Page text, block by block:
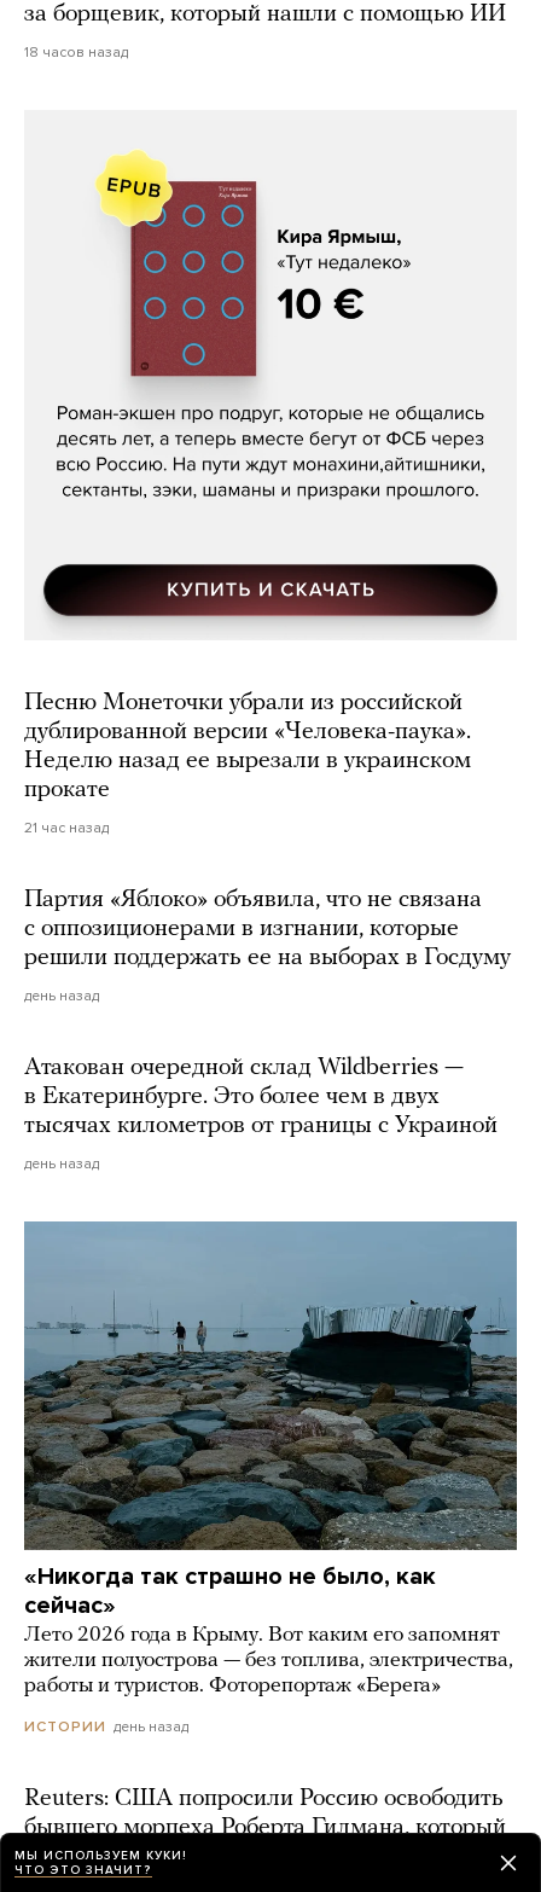
за борщевик, который нашли с помощью ИИ
18 часов назад
Кира Ярмыш, «Тут недалеко»
Песню Монеточки убрали из российской
дублированной версии «Человека-паука».
Неделю назад ее вырезали в украинском
прокате
21 час назад
Партия «Яблоко» объявила, что не связана
с оппозиционерами в изгнании, которые
решили поддержать ее на выборах в Госдуму
день назад
Атакован очередной склад Wildberries —
в Екатеринбурге. Это более чем в двух
тысячах километров от границы с Украиной
день назад
«Никогда так страшно не было, как
сейчас»
Лето 2026 года в Крыму. Вот каким его запомнят
жители полуострова — без топлива, электричества,
работы и туристов. Фоторепортаж «Берега»
ИСТОРИИ день назад
Reuters: США попросили Россию освободить
бывшего морпеха Роберта Гилмана, который
отбывает срок в Воронеже. Его семья
МЫ ИСПОЛЬЗУЕМ КУКИ!
ЧТО ЭТО ЗНАЧИТ?